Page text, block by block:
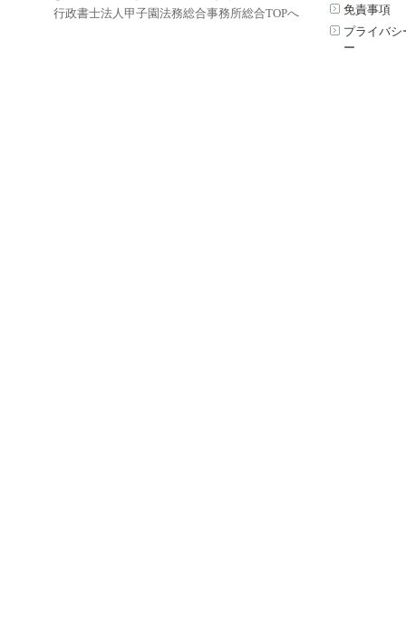
行政書士法人甲子園法務総合事務所総合TOPへ
免責事項
プライバシ
ー